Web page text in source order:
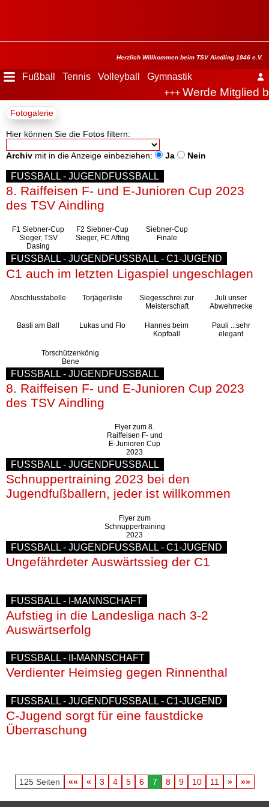
Herzlich Willkommen beim TSV Aindling 1946 e.V.
Fußball Tennis Volleyball
Gymnastik
+++Werde Mitglied
Der
Verein
Fußball
Tennis
Volleyball
Stockschützen
Gymnastik
Basketball
Gaststätte
Sponsoren
Fotogalerie
Wegbeschreibung
Impressum
Datenschutzerklärung
Fotogalerie
Hier können Sie die Fotos filtern:
Archiv mit in die Anzeige einbeziehen: Ja Nein
FUSSBALL - JUGENDFUSSBALL
8. Raiffeisen F- und E-Junioren Cup 2023
des TSV Aindling
F1 Siebner-Cup
Sieger, TSV
Dasing
F2 Siebner-Cup
Sieger, FC Affing
Siebner-Cup
Finale
FUSSBALL - JUGENDFUSSBALL - C1-JUGEND
C1 auch im letzten Ligaspiel ungeschlagen
Abschlusstabelle Torjägerliste
Siegesschrei zur
Meisterschaft
Juli unser
Abwehrrecke
Basti am Ball Lukas und Flo
Hannes beim
Kopfball
Pauli ...sehr
elegant
Torschützenkönig
Bene
FUSSBALL - JUGENDFUSSBALL
8. Raiffeisen F- und E-Junioren Cup 2023
des TSV Aindling
Flyer zum 8.
Raiffeisen F- und
E-Junioren Cup
2023
FUSSBALL - JUGENDFUSSBALL
Schnuppertraining 2023 bei den
Jugendfußballern, jeder ist willkommen
Flyer zum
Schnuppertraining
2023
FUSSBALL - JUGENDFUSSBALL - C1-JUGEND
Ungefährdeter Auswärtssieg der C1
FUSSBALL - I-MANNSCHAFT
Aufstieg in die Landesliga nach 3-2
Auswärtserfolg
FUSSBALL - II-MANNSCHAFT
Verdienter Heimsieg gegen Rinnenthal
FUSSBALL - JUGENDFUSSBALL - C1-JUGEND
C-Jugend sorgt für eine faustdicke
Überraschung
125 Seiten «« « 3 4 5 6 7 8 9 10 11 » »»